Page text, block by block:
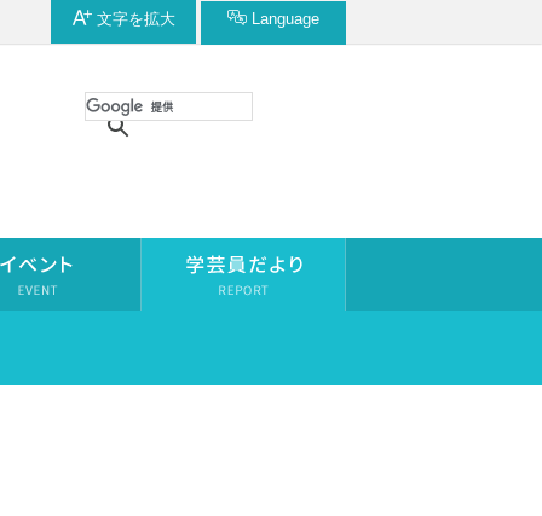
文字を拡大 Language